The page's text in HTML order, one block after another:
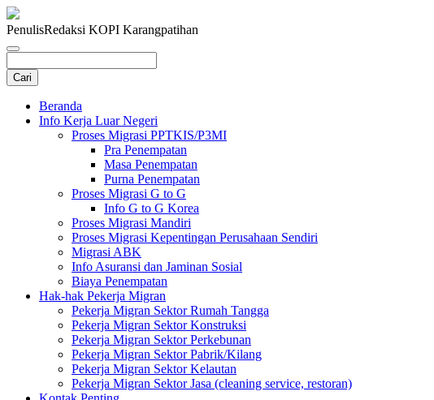
PenulisRedaksi KOPI Karangpatihan
Beranda
Info Kerja Luar Negeri
Proses Migrasi PPTKIS/P3MI
Pra Penempatan
Masa Penempatan
Purna Penempatan
Proses Migrasi G to G
Info G to G Korea
Proses Migrasi Mandiri
Proses Migrasi Kepentingan Perusahaan Sendiri
Migrasi ABK
Info Asuransi dan Jaminan Sosial
Biaya Penempatan
Hak-hak Pekerja Migran
Pekerja Migran Sektor Rumah Tangga
Pekerja Migran Sektor Konstruksi
Pekerja Migran Sektor Perkebunan
Pekerja Migran Sektor Pabrik/Kilang
Pekerja Migran Sektor Kelautan
Pekerja Migran Sektor Jasa (cleaning service, restoran)